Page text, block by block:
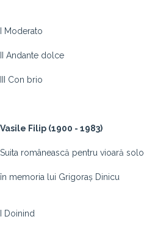
I Moderato
II Andante dolce
III Con brio
Vasile Filip (1900 - 1983)
Suita românească pentru vioară solo
în memoria lui Grigoraș Dinicu
I Doinind